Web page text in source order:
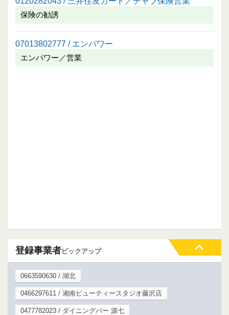
保険の勧誘
07013802777 / エンパワー
エンパワー／営業
登録事業者ピックアップ
0663590630 / 湖北
0466297611 / 湘南ビューティースタジオ藤沢店
0477782023 / ダイニングバー 源七